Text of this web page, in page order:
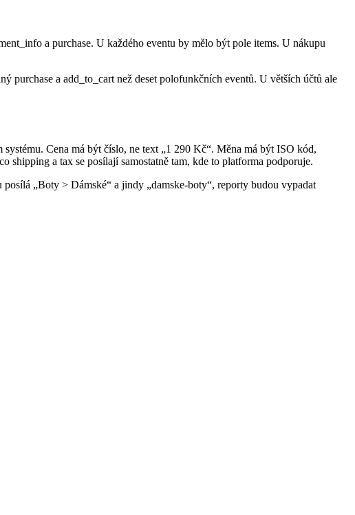
a purchase. U každého eventu by mělo být pole items. U nákupu
purchase a add_to_cart než deset polofunkčních eventů. U větších účtů ale
Cena má být číslo, ne text „1 290 Kč“. Měna má být ISO kód,
a tax se posílají samostatně tam, kde to platforma podporuje.
„Boty > Dámské“ a jindy „damske-boty“, reporty budou vypadat